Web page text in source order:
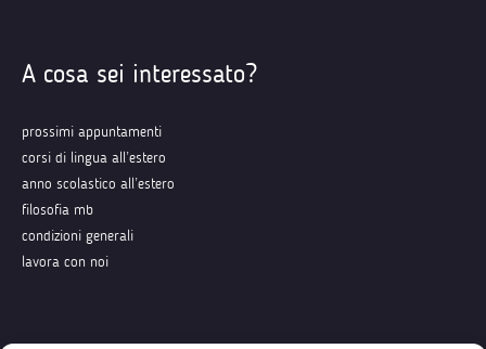
A cosa sei interessato?
prossimi appuntamenti
corsi di lingua all’estero
anno scolastico all’estero
filosofia mb
condizioni generali
lavora con noi